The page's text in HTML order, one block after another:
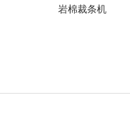
岩棉裁条机